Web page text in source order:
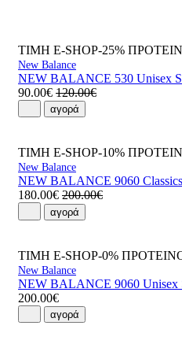
ΤΙΜΗ E-SHOP-25%
New Balance
NEW BALANCE 530 Unisex
90.00€ 120.00€
αγορά
ΤΙΜΗ E-SHOP-10%
New Balance
NEW BALANCE 9060
180.00€ 200.00€
αγορά
ΤΙΜΗ E-SHOP-0%
New Balance
NEW BALANCE 9060 Unisex
200.00€
αγορά